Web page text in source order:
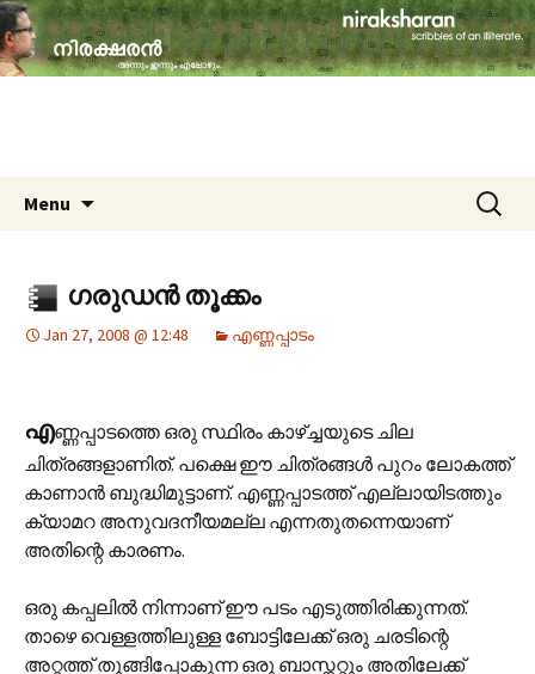
niraksharan (നിരക്ഷരൻ)
travelogues, book reviews, social issues,
cinema, memories & lot more…
Menu
Search
for:
ഗരുഡന്‍ തൂക്കം
Jan 27, 2008 @ 12:48 എണ്ണപ്പാടം
എണ്ണപ്പാടത്തെ ഒരു സ്ഥിരം കാഴ്ച്ചയുടെ ചില
ചിത്രങ്ങളാണിത്. പക്ഷെ ഈ ചിത്രങ്ങള്‍ പുറം ലോകത്ത്
കാണാന്‍ ബുദ്ധിമുട്ടാണ്. എണ്ണപ്പാടത്ത് എല്ലായിടത്തും
ക്യാമറ അനുവദനീയമല്ല എന്നതുതന്നെയാണ്
അതിന്റെ കാരണം.
ഒരു കപ്പലില്‍ നിന്നാണ് ഈ പടം എടുത്തിരിക്കുന്നത്.
താഴെ വെള്ളത്തിലുള്ള ബോട്ടിലേക്ക് ഒരു ചരടിന്റെ
അറ്റത്ത് തൂങ്ങിപ്പോകുന്ന ഒരു ബാസ്ക്കറ്റും അതിലേക്ക്